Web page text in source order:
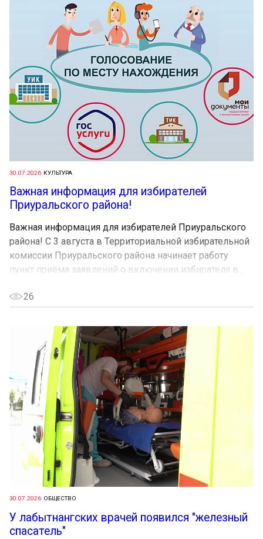
30.07.2026 КУЛЬТУРА
Важная информация для избирателей
Приуральского района!
Важная информация для избирателей Приуральского
района! С 3 августа в Территориальной избирательной
комиссии Приуральского района начинает работу
пункт приёма заявлений о включении избирателя в...
26
30.07.2026 ОБЩЕСТВО
У лабытнангских врачей появился "железный
спасатель"